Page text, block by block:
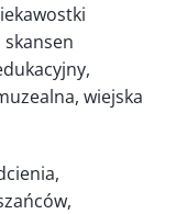
wiejska